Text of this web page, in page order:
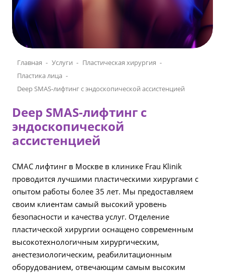
Главная Услуги
Пластическая хирургия
Пластика лица
Deep SMAS-лифтинг с эндоскопической ассистенцией
Deep SMAS-лифтинг с
эндоскопической
ассистенцией
СМАС лифтинг в Москве в клинике Frau Klinik
проводится лучшими пластическими хирургами с
опытом работы более 35 лет. Мы предоставляем
своим клиентам самый высокий уровень
безопасности и качества услуг. Отделение
пластической хирургии оснащено современным
высокотехнологичным хирургическим,
анестезиологическим, реабилитационным
оборудованием, отвечающим самым высоким